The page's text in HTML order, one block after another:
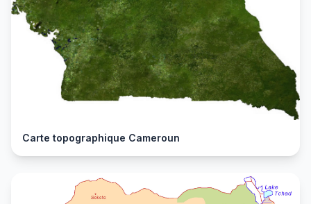
Carte topographique Cameroun